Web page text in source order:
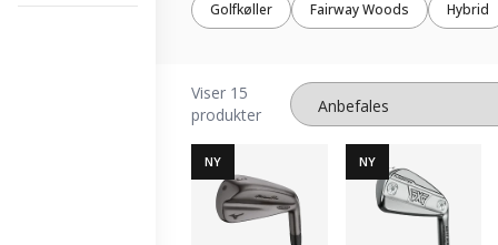
Golfkøller Fairway Woods Hybrid
Viser 15
produkter
NY NY